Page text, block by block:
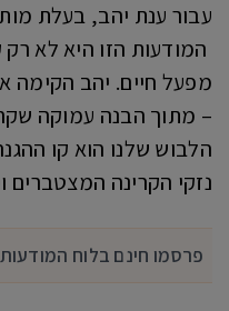
עבור ענת יהב, בעלת
המודעות הזו היא לא
מפעל חיים. יהב הקימה
– מתוך הבנה עמוקה
הלבוש שלנו הוא קו
נזקי הקרינה המצטברים
פרסמו חינם בלוח המודעות